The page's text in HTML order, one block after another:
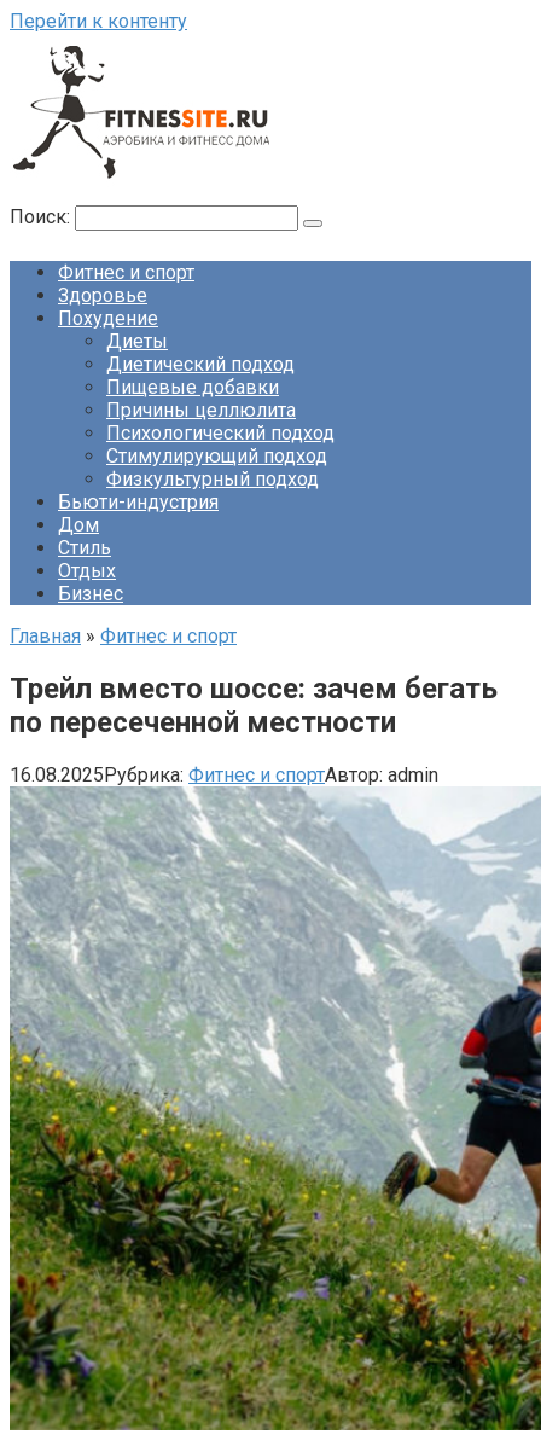
Перейти к контенту
Поиск:
Фитнес и спорт
Здоровье
Похудение
Диеты
Диетический подход
Пищевые добавки
Причины целлюлита
Психологический подход
Стимулирующий подход
Физкультурный подход
Бьюти-индустрия
Дом
Стиль
Отдых
Бизнес
Главная » Фитнес и спорт
Трейл вместо шоссе: зачем бегать
по пересеченной местности
16.08.2025Рубрика: Фитнес и спортАвтор: admin